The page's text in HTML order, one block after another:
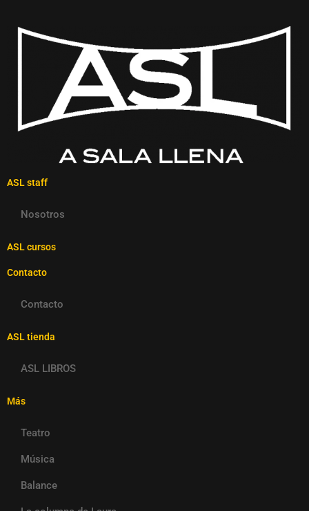
ASL staff
Nosotros
ASL cursos
Contacto
Contacto
ASL tienda
ASL LIBROS
Más
Teatro
Música
Balance